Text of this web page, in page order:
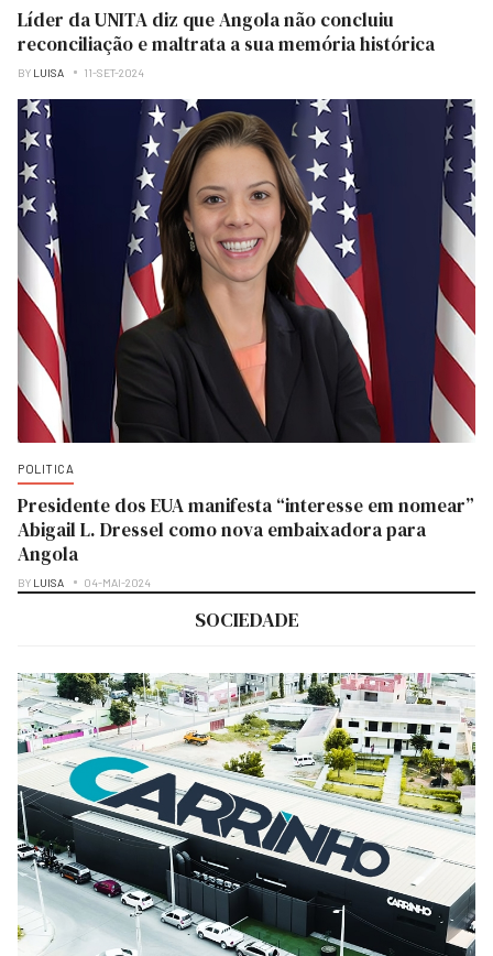
Líder da UNITA diz que Angola não concluiu
reconciliação e maltrata a sua memória histórica
BY LUISA 11-SET-2024
POLITICA
Presidente dos EUA manifesta “interesse em nomear”
Abigail L. Dressel como nova embaixadora para
Angola
BY LUISA 04-MAI-2024
SOCIEDADE